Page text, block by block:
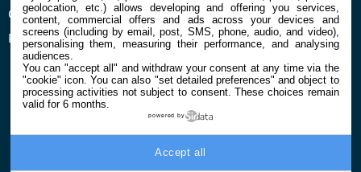
Confidentialité et Cookies
Préférences cookies
geolocation, etc.) allows developing and offering you services,
content, commercial offers and ads across your devices and
screens (including by email, post, SMS, phone, audio, and video),
personalising them, measuring their performance, and analysing
audiences.
You can "accept all" and withdraw your consent at any time via the
"cookie" icon. You can also "set detailed preferences" and object to
processing activities not subject to consent. These choices remain
valid for 6 months.
powered by
Accept all